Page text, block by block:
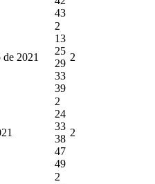
43
2021
2
13
25
29
33
39
2
2
24
33
38
47
49
2
2